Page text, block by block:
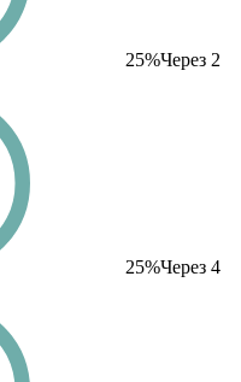
25%Через 2
25%Через 4